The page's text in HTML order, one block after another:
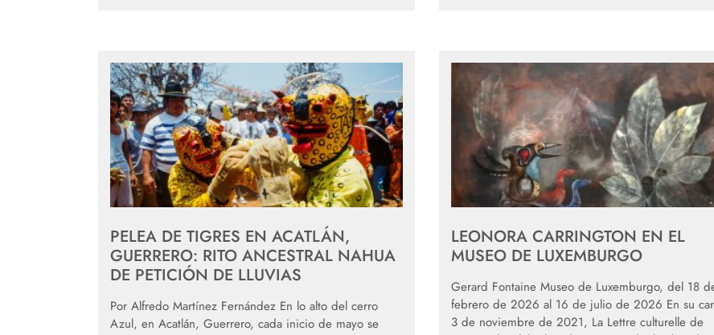
PELEA DE TIGRES EN ACATLÁN,
GUERRERO: RITO ANCESTRAL NAHUA
DE PETICIÓN DE LLUVIAS
Por Alfredo Martínez Fernández En lo alto del cerro
Azul, en Acatlán, Guerrero, cada inicio de mayo se
LEONORA CARRINGTON EN EL
MUSEO DE LUXEMBURGO
Gerard Fontaine Museo de Luxemburgo, del 18
febrero de 2026 al 16 de julio de 2026 En su
3 de noviembre de 2021, La Lettre culturelle de